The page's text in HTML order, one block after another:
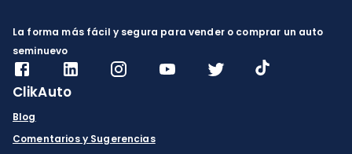
La forma más fácil y segura para vender o comprar un auto
seminuevo
ClikAuto
Blog
Comentarios y Sugerencias